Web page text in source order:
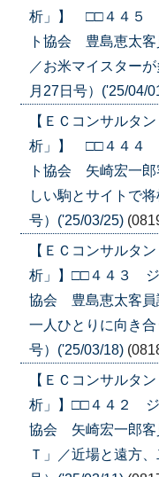
析」】 □□４４５
ト協会 豊島恵太
／お米マイスター
月27日号）('25/04/
【ＥＣコンサルタ
析」】 □□４４４
ト協会 矢崎宏一
しい駒とサイトで
号）('25/03/25)
【ＥＣコンサルタ
析」】□□４４３ ジ
協会 豊島恵太客員
一人ひとりに向き
号）('25/03/18)
【ＥＣコンサルタ
析」】□□４４２ ジ
協会 矢崎宏一郎客
Ｔ」／近場と遠方